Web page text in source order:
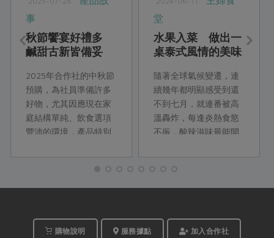
事
秋節饗宴好禮多
鹹甜古新皆備妥
2025年合作社的中秋節
預購，為社員準備許多
好物，尤其因應現在家
庭結構單純、飲食選項
豐沛的環境，產品特別
方向規劃，讓社員們可
以擁有一個沒有負擔的
佳節。
堂
水果入菜 做出一
桌泰式風情的美味
隨著全球氣候變遷，連
續幾年都明顯感受到還
不到七月，就連番被高
溫轟炸，每逢炎熱食慾
不振，酸辣滋味最能開
西餐主廚王志舜分享幾
並運用當季蔬果入菜的
手，又能快速提振食慾
購物說明 服務據點 加入合作社